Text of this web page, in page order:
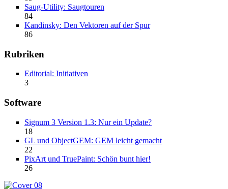
Saug-Utility: Saugtouren
84
Kandinsky: Den Vektoren auf der Spur
86
Rubriken
Editorial: Initiativen
3
Software
Signum 3 Version 1.3: Nur ein Update?
18
GL und ObjectGEM: GEM leicht gemacht
22
PixArt und TruePaint: Schön bunt hier!
26